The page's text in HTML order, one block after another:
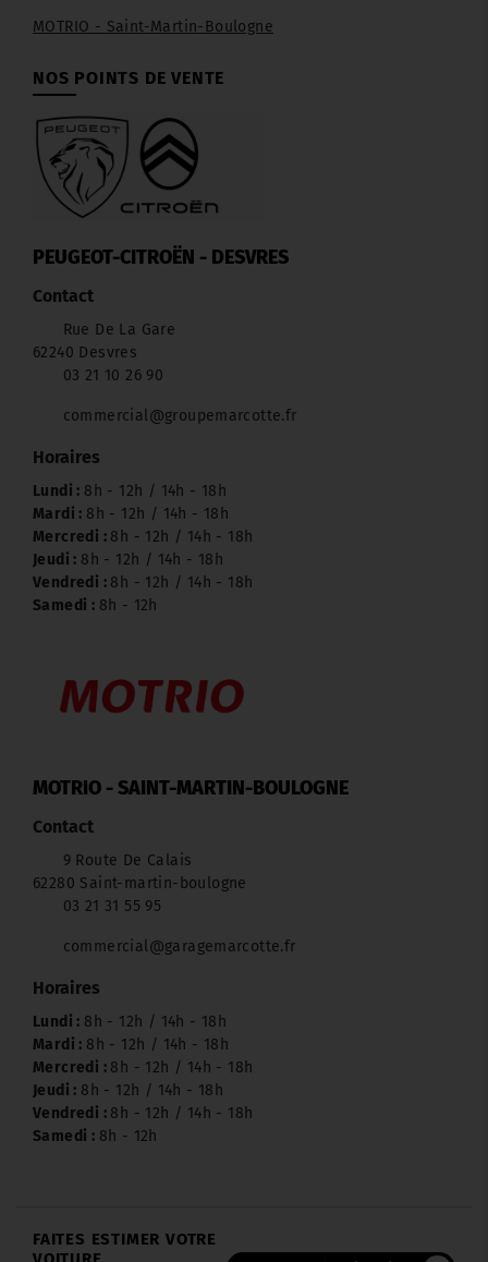
MOTRIO - Saint-Martin-Boulogne
NOS POINTS DE VENTE
PEUGEOT-CITROËN - DESVRES
Contact
Rue De La Gare
62240 Desvres
03 21 10 26 90
commercial@groupemarcotte.fr
Horaires
Lundi : 8h - 12h / 14h - 18h
Mardi : 8h - 12h / 14h - 18h
Mercredi : 8h - 12h / 14h - 18h
Jeudi : 8h - 12h / 14h - 18h
Vendredi : 8h - 12h / 14h - 18h
Samedi : 8h - 12h
MOTRIO - SAINT-MARTIN-BOULOGNE
Contact
9 Route De Calais
62280 Saint-martin-boulogne
03 21 31 55 95
commercial@garagemarcotte.fr
Horaires
Lundi : 8h - 12h / 14h - 18h
Mardi : 8h - 12h / 14h - 18h
Mercredi : 8h - 12h / 14h - 18h
Jeudi : 8h - 12h / 14h - 18h
Vendredi : 8h - 12h / 14h - 18h
Samedi : 8h - 12h
FAITES ESTIMER VOTRE